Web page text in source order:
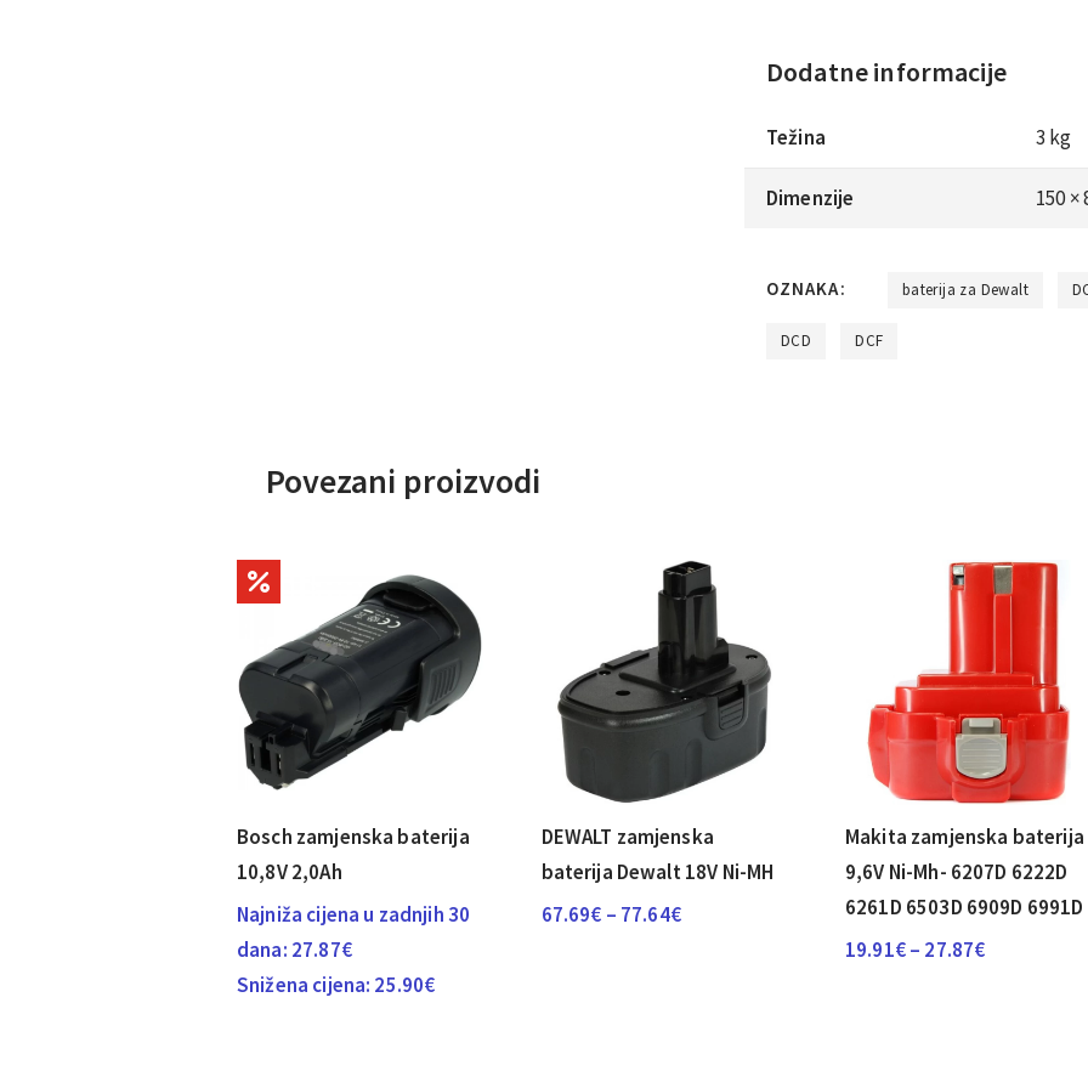
Dodatne informacije
Težina 3 kg
Dimenzije 150 ×
OZNAKA: baterija za Dewalt
DCD DCF
Povezani proizvodi
Bosch zamjenska baterija
10,8V 2,0Ah
Najniža cijena u zadnjih 30
dana: 27.87€
Snižena cijena: 25.90€
DEWALT zamjenska
baterija Dewalt 18V Ni-MH
67.69€ – 77.64€Raspon
Makita zamjenska baterija
9,6V Ni-Mh- 6207D 6222D
6261D 6503D 6909D 6991D
19.91€– 27.87€Raspon